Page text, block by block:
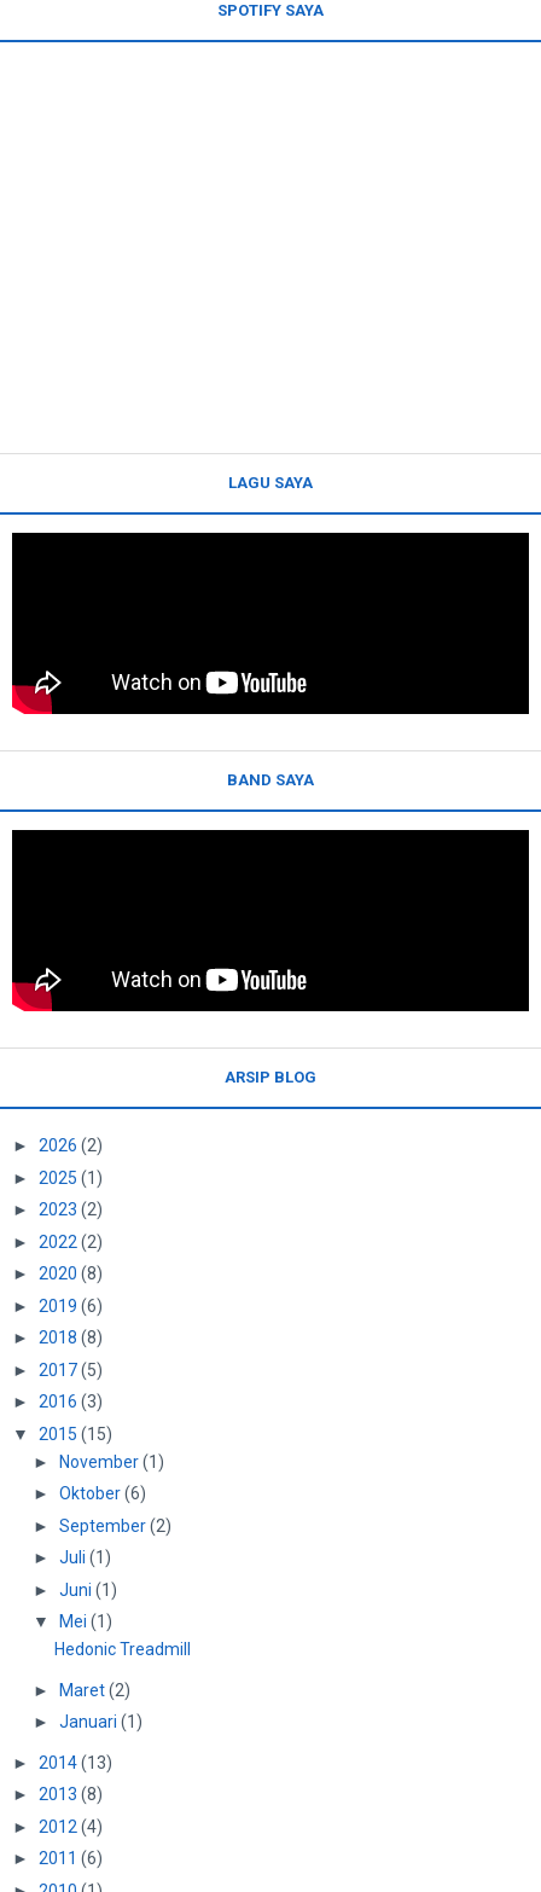
SPOTIFY SAYA
LAGU SAYA
BAND SAYA
ARSIP BLOG
► 2026 (2)
► 2025 (1)
► 2023 (2)
► 2022 (2)
► 2020 (8)
► 2019 (6)
► 2018 (8)
► 2017(5)
► 2016 (3)
▼
2015 (15)
► November (1)
► Oktober (6)
► September (2)
► Juli (1)
► Juni (1)
▼
Mei (1)
Hedonic Treadmill
► Maret (2)
► Januari (1)
► 2014(13)
► 2013 (8)
► 2012 (4)
► 2011 (6)